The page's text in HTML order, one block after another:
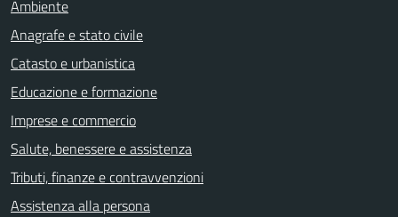
Ambiente
Anagrafe e stato civile
Catasto e urbanistica
Educazione e formazione
Imprese e commercio
Salute, benessere e assistenza
Tributi, finanze e contravvenzioni
Assistenza alla persona